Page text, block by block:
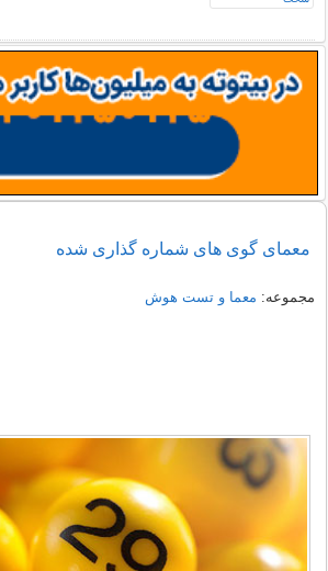
معمای گوی های شماره گذاری شده
مجموعه: معما و تست هوش